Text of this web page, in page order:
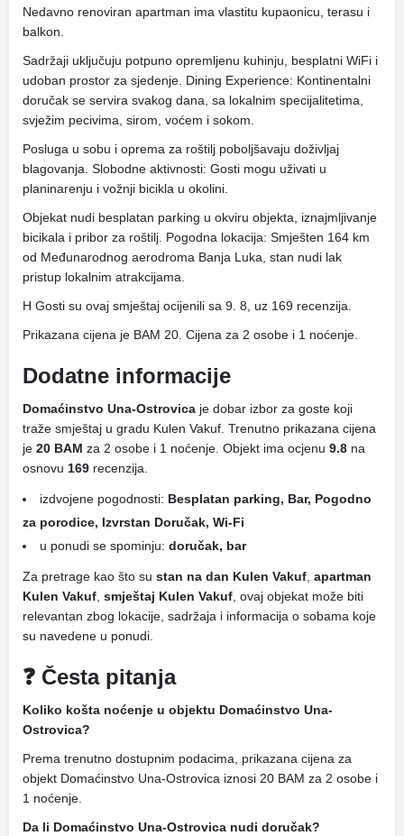
Nedavno renoviran apartman ima vlastitu kupaonicu, terasu i
balkon.
Sadržaji uključuju potpuno opremljenu kuhinju, besplatni WiFi i
udoban prostor za sjedenje. Dining Experience: Kontinentalni
doručak se servira svakog dana, sa lokalnim specijalitetima,
svježim pecivima, sirom, voćem i sokom.
Posluga u sobu i oprema za roštilj poboljšavaju doživljaj
blagovanja. Slobodne aktivnosti: Gosti mogu uživati ​​u
planinarenju i vožnji bicikla u okolini.
Objekat nudi besplatan parking u okviru objekta, iznajmljivanje
bicikala i pribor za roštilj. Pogodna lokacija: Smješten 164 km
od Međunarodnog aerodroma Banja Luka, stan nudi lak
pristup lokalnim atrakcijama.
H Gosti su ovaj smještaj ocijenili sa 9. 8, uz 169 recenzija.
Prikazana cijena je BAM 20. Cijena za 2 osobe i 1 noćenje.
Dodatne informacije
Domaćinstvo Una-Ostrovica je dobar izbor za goste koji
traže smještaj u gradu Kulen Vakuf. Trenutno prikazana cijena
je 20 BAM za 2 osobe i 1 noćenje. Objekt ima ocjenu 9.8 na
osnovu 169 recenzija.
izdvojene pogodnosti: Besplatan parking, Bar, Pogodno
za porodice, Izvrstan Doručak, Wi-Fi
u ponudi se spominju: doručak, bar
Za pretrage kao što su stan na dan Kulen Vakuf apartman
Kulen Vakuf smještaj Kulen Vakuf , ovaj objekat može biti
relevantan zbog lokacije, sadržaja i informacija o sobama koje
su navedene u ponudi.
❓ Česta pitanja
Koliko košta noćenje u objektu Domaćinstvo Una-
Ostrovica?
Prema trenutno dostupnim podacima, prikazana cijena za
objekt Domaćinstvo Una-Ostrovica iznosi 20 BAM za 2 osobe i
1 noćenje.
Da li Domaćinstvo Una-Ostrovica nudi doručak?